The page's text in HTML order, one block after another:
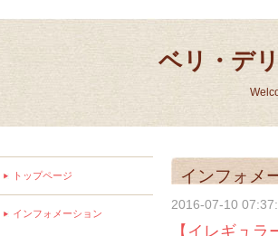
ベリ・デ
インフォメ
2016-07-10
【イレギュ
トップページ
インフォメーション